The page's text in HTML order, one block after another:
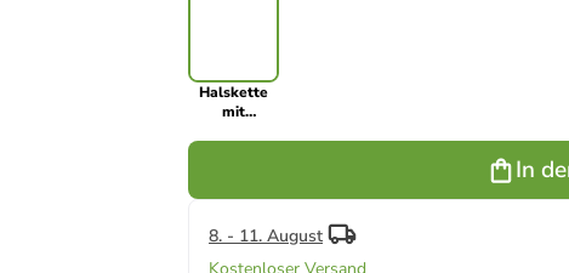
Halskette
mit
In
8. - 11. August